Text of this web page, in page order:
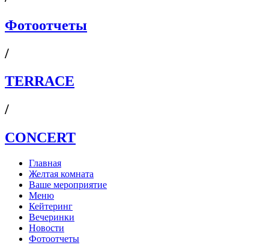
Фотоотчеты
/
TERRACE
/
СONCERT
Главная
Желтая комната
Ваше мероприятие
Меню
Кейтеринг
Вечеринки
Новости
Фотоотчеты